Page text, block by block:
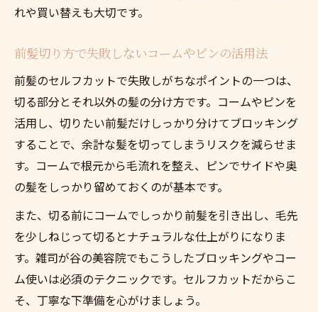
れや買い替えも大切です。
前髪切り方で失敗しないコームやピンの活用法
前髪のセルフカットで失敗しがちなポイントの一つは、
切る部分とそれ以外の髪の分け方です。コームやピンを
活用し、切りたい前髪だけしっかり分けてブロッキング
することで、余計な髪を切ってしまうリスクを減らせま
す。コームで根元から毛流れを整え、ピンでサイドや奥
の髪をしっかり留めておくのが基本です。
また、切る前にコームでしっかり前髪を引き出し、毛先
を少しねじって切るとナチュラルな仕上がりになりま
す。雑司が谷の美容院でもこうしたブロッキングやコー
ム使いは必須のテクニックです。セルフカットだからこ
そ、丁寧な下準備を心がけましょう。